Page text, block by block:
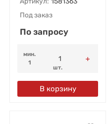
Под заказ
По запросу
мин.
1
шт.
В корзину